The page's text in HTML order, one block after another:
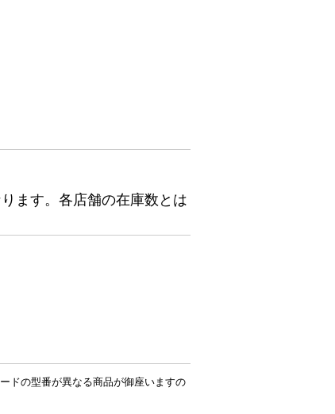
ます。各店舗の在庫数とは
ドの型番が異なる商品が御座いますの